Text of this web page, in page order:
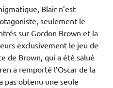
Blair n’est
seulement le
sur Gordon Brown et la
exclusivement le jeu de
de Brown, qui a été salué
a remporté l’Oscar de la
pas obtenu une seule